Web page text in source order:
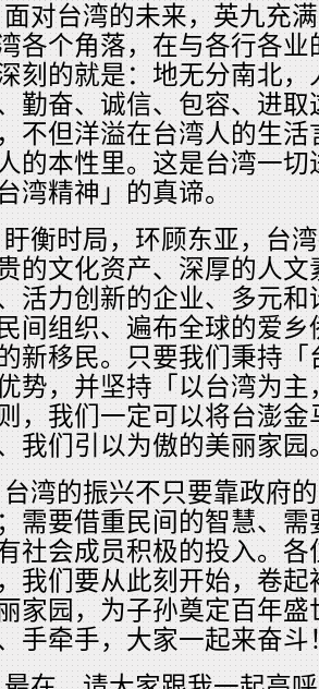
面对台湾的未来，英九充
各个角落，在与各行各
刻的就是：地无分南北
勤奋、诚信、包容、进
不但洋溢在台湾人的生
的本性里。这是台湾一
湾精神」的真谛。
盱衡时局，环顾东亚，台
的文化资产、深厚的人
活力创新的企业、多元
间组织、遍布全球的爱
新移民。只要我们秉持
势，并坚持「以台湾为
，我们一定可以将台澎
我们引以为傲的美丽家园
台湾的振兴不只要靠政府
需要借重民间的智慧、
社会成员积极的投入。
我们要从此刻开始，卷
家园，为子孙奠定百年
手牵手，大家一起来奋斗